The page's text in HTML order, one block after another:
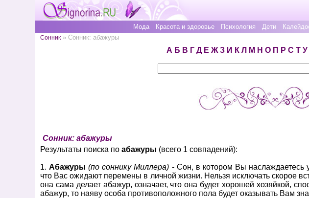
Мода Красота и здоровье Психология Дети
Сонник » Сонник: абажуры
А Б В Г Д Е Ж З И К Л М Н О П Р С Т У
Сонник: абажуры
Результаты поиска по абажуры (всего 1 совпадений):
1.Абажуры(по соннику Миллера) - Сон, в котором Вы наслаждаетесь
что Вас ожидают перемены в личной жизни. Нельзя исключать скорое
она сама делает абажур, означает, что она будет хорошей хозяйкой,
абажур, то наяву особа противоположного пола будет оказывать Вам